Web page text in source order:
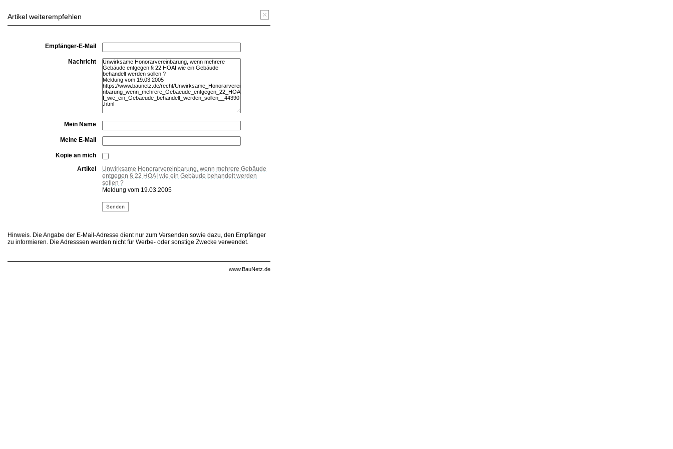
Artikel weiterempfehlen
Empfänger-E-Mail
Nachricht
Mein Name
Meine E-Mail
Kopie an mich
Artikel
Unwirksame Honorarvereinbarung, wenn mehrere Gebäude
entgegen § 22 HOAI wie ein Gebäude behandelt werden
sollen ?
Meldung vom 19.03.2005
Hinweis. Die Angabe der E-Mail-Adresse dient nur zum Versenden sowie dazu, den Empfänger
zu informieren. Die Adresssen werden nicht für Werbe- oder sonstige Zwecke verwendet.
www.BauNetz.de